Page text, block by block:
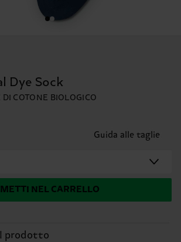
Dye Sock
DI COTONE BIOLOGICO
Guida alle taglie
METTI NEL CARRELLO
prodotto